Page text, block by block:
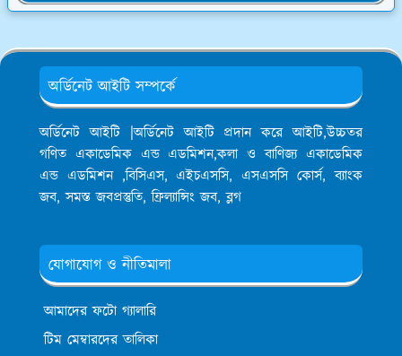
অর্ডিনেট আইটি সম্পর্কে
অর্ডিনেট আইটি |অর্ডিনেট আইটি প্রদান করে আইটি,উচ্চতর
গণিত একাডেমিক এন্ড এডমিশন,কলা ও বাণিজ্য একাডেমিক
এন্ড এডমিশন ,বিসিএস, এইচএসসি, এসএসসি কোর্স, ব্যাংক
জব, সমস্ত জবপ্রস্তুতি, ফ্রিল্যান্সিং জব, ব্লগ
যোগাযোগ ও নীতিমালা
আমাদের ফটো গ্যালারি
টিম মেম্বারদের তালিকা